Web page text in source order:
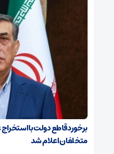
برخورد قاطع دولت با استخراج
متخلفان اعلام شد